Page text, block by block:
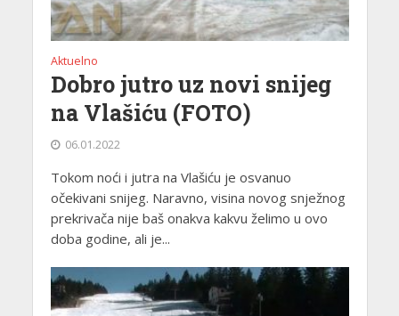
Aktuelno
Dobro jutro uz novi snijeg
na Vlašiću (FOTO)
06.01.2022
Tokom noći i jutra na Vlašiću je osvanuo
očekivani snijeg. Naravno, visina novog snježnog
prekrivača nije baš onakva kakvu želimo u ovo
doba godine, ali je...